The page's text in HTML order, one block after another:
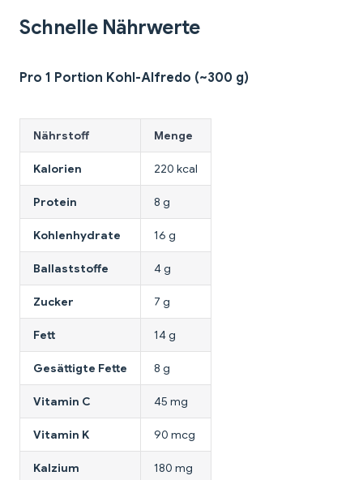
Schnelle Nährwerte
Pro 1 Portion Kohl-Alfredo (~300 g)
Nährstoff Menge
Kalorien 220 kcal
Protein 8 g
Kohlenhydrate 16 g
Ballaststoffe 4 g
Zucker 7 g
Fett 14 g
Gesättigte Fette 8 g
Vitamin C 45 mg
Vitamin K 90 mcg
Kalzium 180 mg